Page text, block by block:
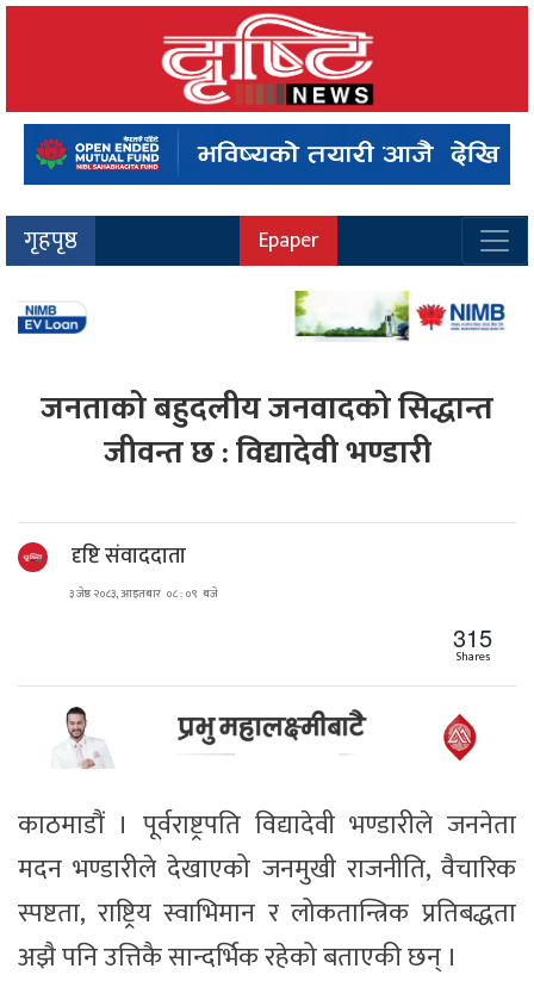
गृहपृष्ठ Epaper
जनताको बहुदलीय जनवादको सिद्धान्त
जीवन्त छ : विद्यादेवी भण्डारी
दृष्टि संवाददाता
३ जेष्ठ २०८३, आइतबार ०८ : ०९ बजे
315
Shares
काठमाडौं । पूर्वराष्ट्रपति विद्यादेवी भण्डारीले जननेता
मदन भण्डारीले देखाएको जनमुखी राजनीति, वैचारिक
स्पष्टता, राष्ट्रिय स्वाभिमान र लोकतान्त्रिक प्रतिबद्धता
अझै पनि उत्तिकै सान्दर्भिक रहेको बताएकी छन् ।